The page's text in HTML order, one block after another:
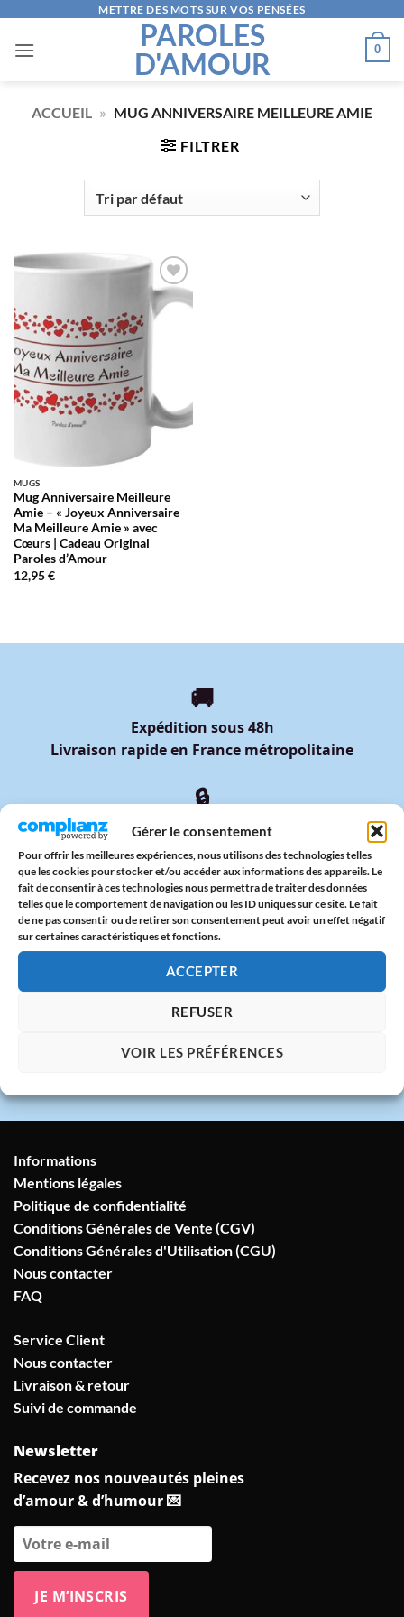
Gérer le consentement
Pour offrir les meilleures expériences, nous utilisons des technologies telles
que les cookies pour stocker et/ou accéder aux informations des appareils. Le
fait de consentir à ces technologies nous permettra de traiter des données
telles que le comportement de navigation ou les ID uniques sur ce site. Le fait
de ne pas consentir ou de retirer son consentement peut avoir un effet négatif
sur certaines caractéristiques et fonctions.
ACCEPTER
REFUSER
VOIR LES PRÉFÉRENCES
contenu
METTRE DES MOTS SUR VOS PENSÉES
PAROLES
D'AMOUR
0
ACCUEIL » MUG ANNIVERSAIRE MEILLEURE AMIE
FILTRER
AJOUTER
À LA
LISTE
D’ENVIES
MUGS
Mug Anniversaire Meilleure
Amie – « Joyeux Anniversaire
Ma Meilleure Amie » avec
Cœurs | Cadeau Original
Paroles d’Amour
12,95€
🚚
Expédition sous 48h
Livraison rapide en France métropolitaine
🔒
Paiement sécurisé
CB & PayPal sur serveur protégé
🇫🇷
Atelier en France
Imprimé avec amour dans notre atelier à
Marseille
💬
Service client humain
Informations
Mentions légales
Politique de confidentialité
Conditions Générales de Vente (CGV)
Conditions Générales d'Utilisation (CGU)
Nous contacter
FAQ
Service Client
Nous contacter
Livraison & retour
Suivi de commande
Newsletter
Recevez nos nouveautés pleines
d’amour & d’humour 💌